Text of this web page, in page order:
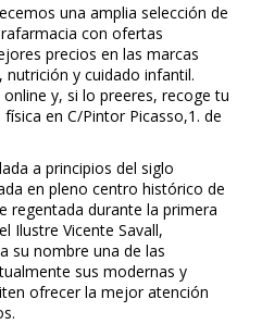
una amplia selección de
con ofertas
precios en las marcas
y cuidado infantil.
y, si lo prefieres, recoge tu
en C/Pintor Picasso,1. de
a principios del siglo
en pleno centro histórico de
regentada durante la primera
Ilustre Vicente Savall,
su nombre una de las
sus modernas y
ofrecer la mejor atención